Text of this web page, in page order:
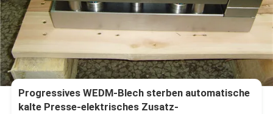
Progressives WEDM-Blech sterben automatische
kalte Presse-elektrisches Zusatz-